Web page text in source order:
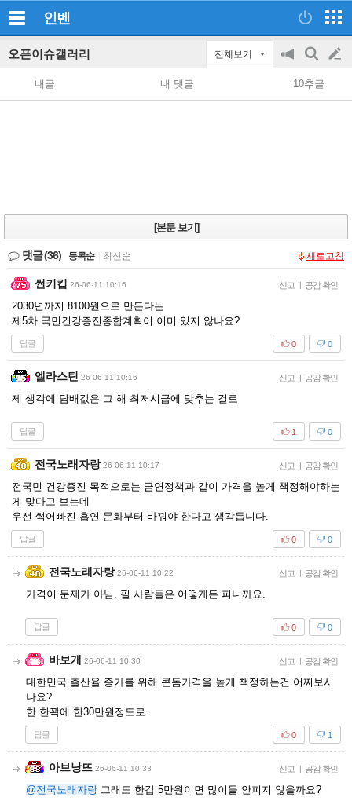
인벤
오픈이슈갤러리 전체보기
공
지
on/off
검
색
글
쓰
내글 내 댓글 10추글
[본문 보기]
댓글(36) 등록순 최신순 새로고침
썬키킵 26-06-11 10:16 신고 | 공감 확인
2030년까지 8100원으로 만든다는
제5차 국민건강증진종합계획이 이미 있지 않나요?
답글 0
0
엘라스틴 26-06-11 10:16 신고 | 공감 확인
제 생각에 담배값은 그 해 최저시급에 맞추는 걸로
답글 0
1
전국노래자랑 26-06-11 10:17 신고 | 공감 확인
전국민 건강증진 목적으로는 금연정책과 같이 가격을 높게 책정해야하는
게 맞다고 보는데
우선 썩어빠진 흡연 문화부터 바꿔야 한다고 생각듭니다.
답글 0
0
전국노래자랑 26-06-11 10:22 신고 | 공감 확인
가격이 문제가 아님. 필 사람들은 어떻게든 피니까요.
답글 0
0
바보개 26-06-11 10:30 신고 | 공감 확인
대한민국 출산율 증가를 위해 콘돔가격을 높게 책정하는건 어찌보시
나요?
한 한꽉에 한30만원정도로.
답글 1
0
아브낭뜨 26-06-11 10:33 신고 | 공감 확인
@전국노래자랑 그래도 한갑 5만원이면 많이들 안피지 않을까요?